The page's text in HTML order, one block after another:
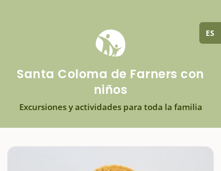
ES
Santa Coloma de Farners con
niños
Excursiones y actividades para toda la familia